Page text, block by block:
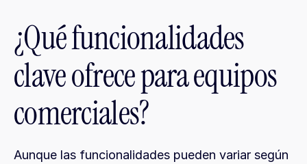
¿Qué funcionalidades
clave ofrece para equipos
comerciales?
Aunque las funcionalidades pueden variar según